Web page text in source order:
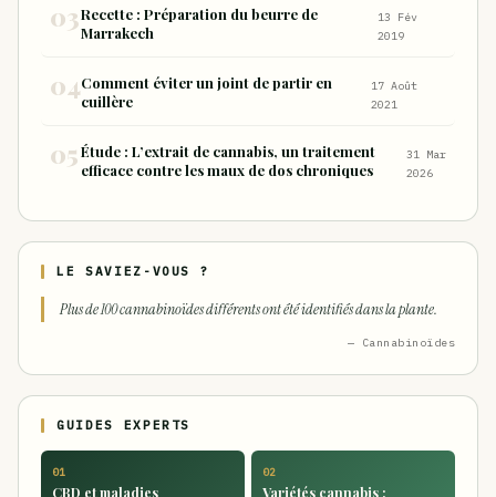
Recette : Préparation du beurre de
Marrakech
13 Fév
2019
Comment éviter un joint de partir en
cuillère
17 Août
2021
Étude : L’extrait de cannabis, un traitement
efficace contre les maux de dos chroniques
31 Mar
2026
LE SAVIEZ-VOUS ?
Plus de 100 cannabinoïdes différents ont été identifiés dans la plante.
— Cannabinoïdes
GUIDES EXPERTS
01
CBD et maladies
02
Variétés cannabis :